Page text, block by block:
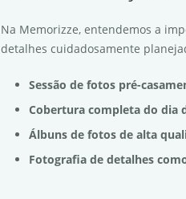
Na Memorizze, entendemos a
detalhes cuidadosamente
Sessão de fotos pré-
Cobertura completa do dia
Álbuns de fotos de alta
Fotografia de detalhes